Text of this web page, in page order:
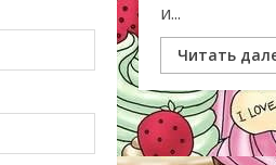
и...
Читать